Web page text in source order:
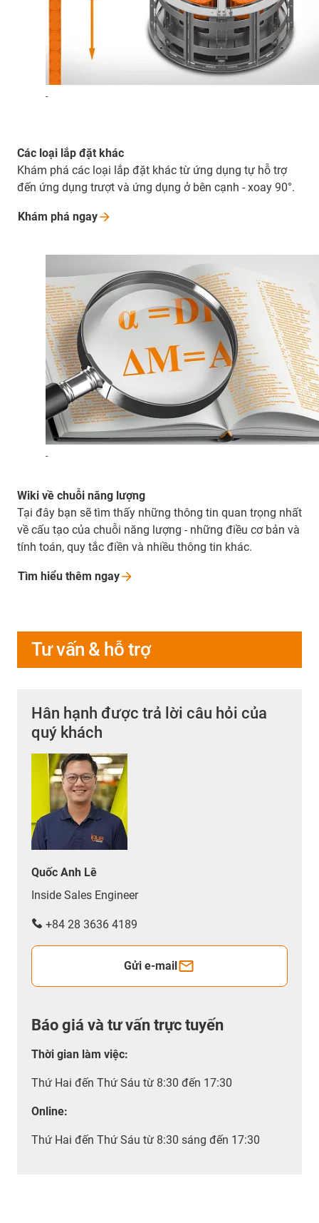
-
Các loại lắp đặt khác
Khám phá các loại lắp đặt khác từ ứng dụng tự hỗ trợ
đến ứng dụng trượt và ứng dụng ở bên cạnh - xoay 90°.
Khám phá ngay
-
Wiki về chuỗi năng lượng
Tại đây bạn sẽ tìm thấy những thông tin quan trọng nhất
về cấu tạo của chuỗi năng lượng - những điều cơ bản và
tính toán, quy tắc điền và nhiều thông tin khác.
Tìm hiểu thêm ngay
Tư vấn & hỗ trợ
Hân hạnh được trả lời câu hỏi của
quý khách
Quốc Anh Lê
Inside Sales Engineer
+84 28 3636 4189
Gửi e-mail
Báo giá và tư vấn trực tuyến
Thời gian làm việc:
Thứ Hai đến Thứ Sáu từ 8:30 đến 17:30
Online:
Thứ Hai đến Thứ Sáu từ 8:30 sáng đến 17:30